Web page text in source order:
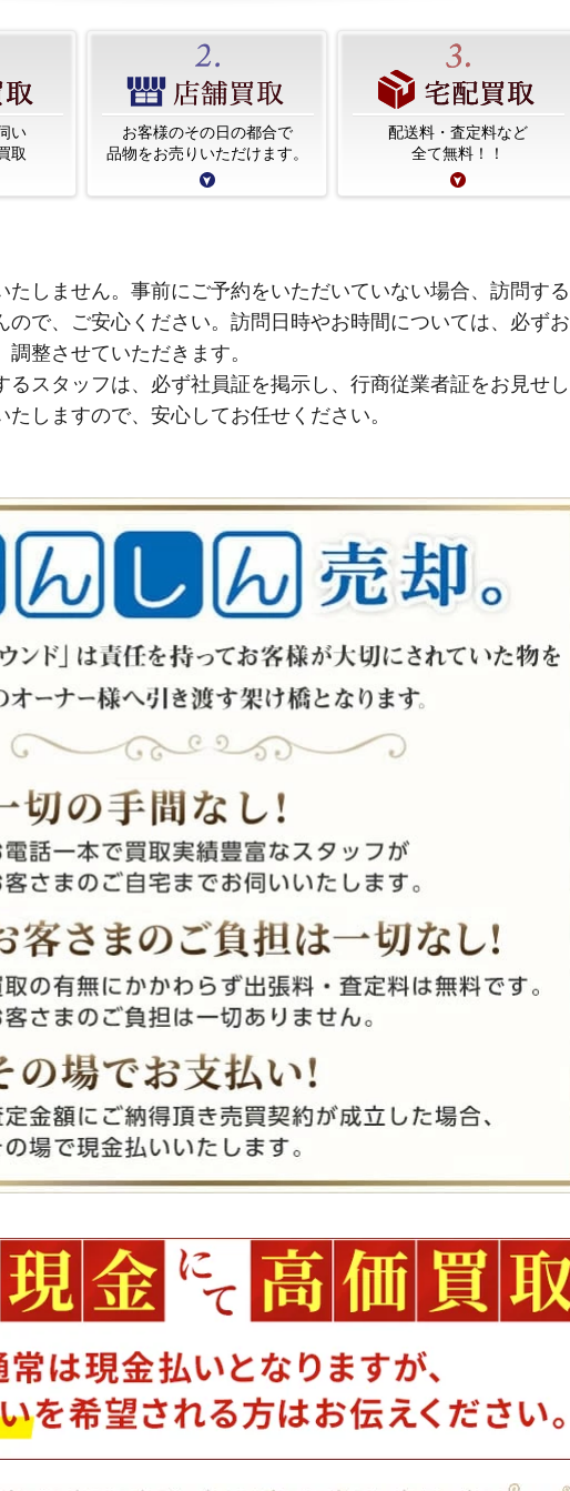
い
取
お客様のその日の都合で
品物をお売りいただけます。
配送料・査定料など
全て無料！！
たしません。事前にご予約をいただいていない場合、訪問する
ので、ご安心ください。訪問日時やお時間については、必ずお
整させていただきます。
るスタッフは、必ず社員証を掲示し、行商従業者証をお見せし
たしますので、安心してお任せください。